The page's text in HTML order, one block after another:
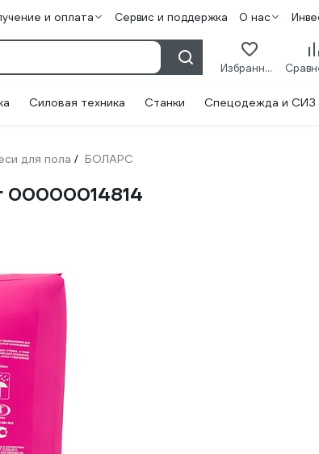
и оплата Сервис и поддержка О нас
Избранное
Силовая техника Станки Спецодежда и СИЗ
для пола / БОЛАРС
00000014814